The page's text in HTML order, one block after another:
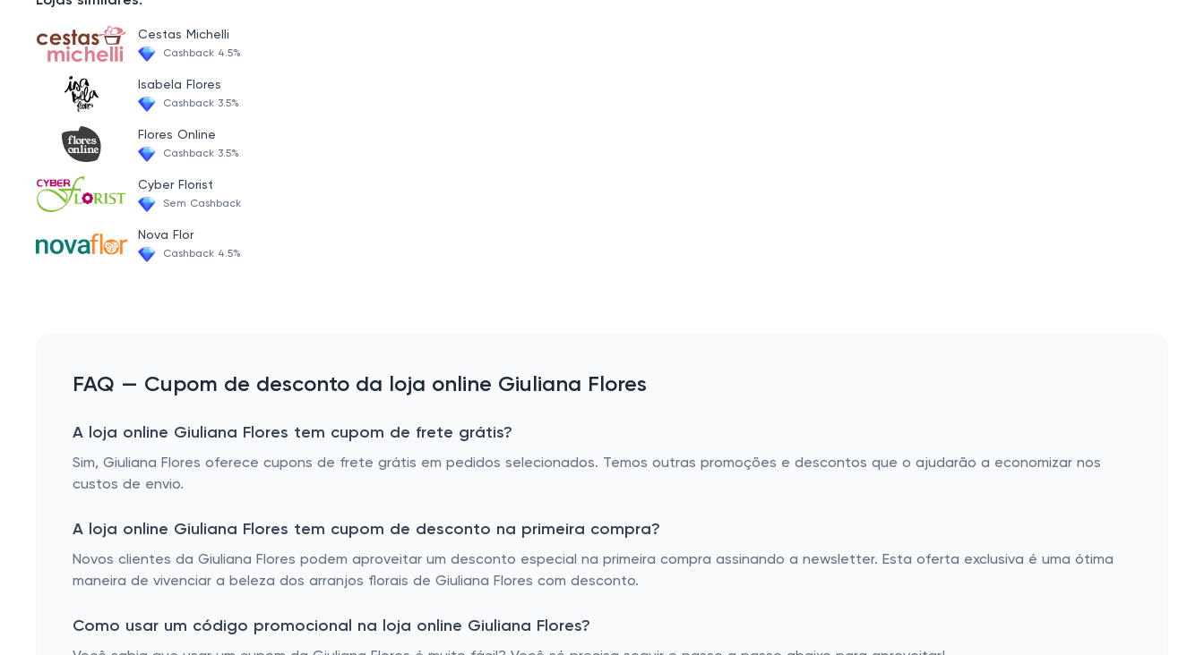
COLARES
BOLSAS
ESTOJOS
TAPA OLHOS
QUADROS E PLACAS
CHAVEIROS
MARKETPLACE - FRUTETTO GELÉIAS
BOMBONIERE
PRATOS
MARKETPLACE - IFCAT BRINQUEDOS
CADERNOS
Cestas Michelli
Cashback 4.5%
Isabela Flores
Cashback 3.5%
Flores Online
Cashback 3.5%
Cyber Florist
Sem Cashback
Nova Flor
Cashback 4.5%
FAQ — Cupom de desconto da loja online Giuliana Flores
A loja online Giuliana Flores tem cupom de frete grátis?
Sim, Giuliana Flores oferece cupons de frete grátis em pedidos selecionados. Temos outras promoções e descontos que o ajudarão a economizar nos
custos de envio.
A loja online Giuliana Flores tem cupom de desconto na primeira compra?
Novos clientes da Giuliana Flores podem aproveitar um desconto especial na primeira compra assinando a newsletter. Esta oferta exclusiva é uma ótima
maneira de vivenciar a beleza dos arranjos florais de Giuliana Flores com desconto.
Como usar um código promocional na loja online Giuliana Flores?